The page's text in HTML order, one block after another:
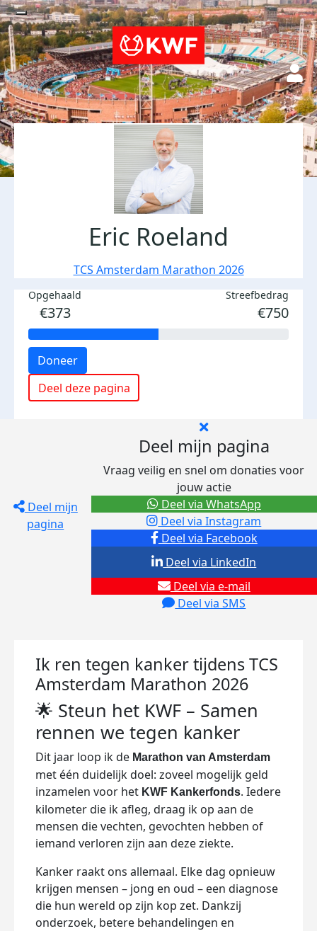
Eric Roeland
TCS Amsterdam Marathon 2026
Opgehaald
€373
Streefbedrag
€750
Doneer
Deel deze pagina
Deel mijn
pagina
Deel mijn pagina
Vraag veilig en snel om donaties voor
jouw actie
Deel via Facebook
Deel via Instagram
Deel via e-mail
Deel via SMS
Deel via LinkedIn
Deel via WhatsApp
Ik ren tegen kanker tijdens TCS
Amsterdam Marathon 2026
🌟 Steun het KWF – Samen
rennen we tegen kanker
Dit jaar loop ik de Marathon van Amsterdam
met één duidelijk doel: zoveel mogelijk geld
inzamelen voor het KWF Kankerfonds. Iedere
kilometer die ik afleg, draag ik op aan de
mensen die vechten, gevochten hebben of
iemand verloren zijn aan deze ziekte.
Kanker raakt ons allemaal. Elke dag opnieuw
krijgen mensen – jong en oud – een diagnose
die hun wereld op zijn kop zet. Dankzij
onderzoek, betere behandelingen en